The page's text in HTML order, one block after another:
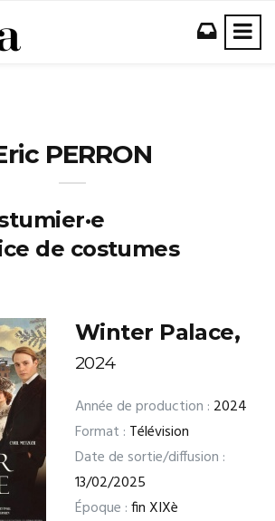
PERRON
de costumes
Winter Palace,
2024
Année de production : 2024
Format : Télévision
Date de sortie/diffusion :
13/02/2025
Époque :fin XIXè